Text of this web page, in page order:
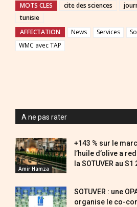
MOTS CLES cite des sciences
tunisie
AFFECTATION
News Services
WMC avec TAP
A ne pas rater
Amir Hamza
+143 % sur le
l’huile d’olive a
la SOTUVER au S1
SOTUVER : une
organise le co-